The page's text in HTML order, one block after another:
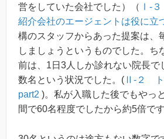
営をしていた会社でした）（ Ⅰ-
紹介会社のエージェントは役に立
構のスタッフからあった提案は、
しましょうというものでした。ち
前は、1日3人しか診れない院長で
数名という状況でした。( Ⅱ-２ ト
part2 )。私が入職した後でもやっ
間で60名程度でしたから約5倍です